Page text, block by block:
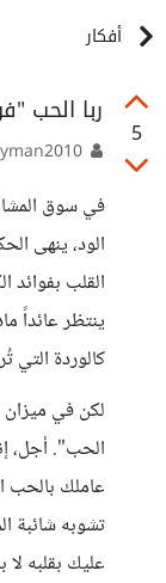
أفكار
5
ربا الحب
في سوق
الود، ينهى
القلب بفوائد
ينتظر عائداً
كالوردة
لكن في ميزان
الحب". أجل،
عاملك بالحب
تشوبه شائبة
عليك بقلبه